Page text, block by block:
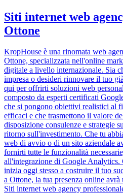
Siti internet web
Ottone
KropHouse è una rinomata web
Ottone, specializzata nell'online
digitale a livello internazionale. Sia
impresa o desideri rinnovare il tuo
qui per offrirti soluzioni web
composto da esperti certificati
che si pongono obiettivi realistici al
efficaci e che trasmettono il valore
disposizione consulenze e strategie
ritorno sull'investimento. Che tu
web di avvio o di un sito aziendale
fornirti tutte le funzionalità
all'integrazione di Google Analytics.
inizia oggi stesso a costruire il tuo
a Ottone, la tua presenza online
Siti internet web agency